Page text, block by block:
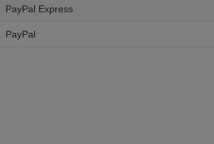
PayPal Express
PayPal